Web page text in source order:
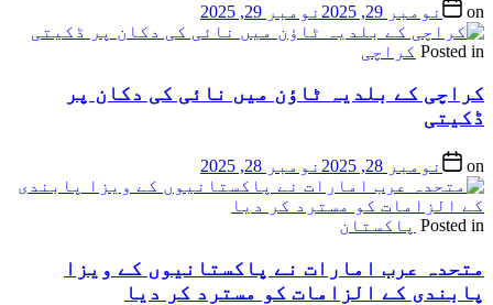
on نومبر 29, 2025 نومبر 29, 2025
Posted in کراچی
کراچی کے بلدیہ ٹاؤن میں نائی کی دکان پر
ڈکیتی
on نومبر 28, 2025 نومبر 28, 2025
Posted in پاکستان
متحدہ عرب امارات نے پاکستانیوں کے ویزا
پابندی کے الزامات کو مسترد کر دیا